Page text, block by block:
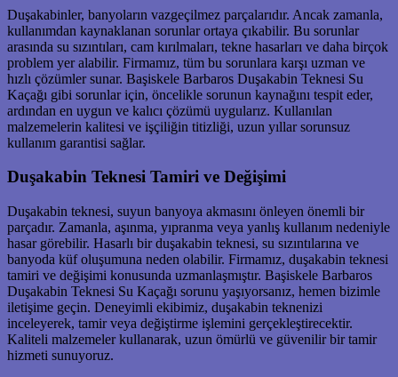
Duşakabinler, banyoların vazgeçilmez parçalarıdır. Ancak zamanla,
kullanımdan kaynaklanan sorunlar ortaya çıkabilir. Bu sorunlar
arasında su sızıntıları, cam kırılmaları, tekne hasarları ve daha birçok
problem yer alabilir. Firmamız, tüm bu sorunlara karşı uzman ve
hızlı çözümler sunar. Başiskele Barbaros Duşakabin Teknesi Su
Kaçağı gibi sorunlar için, öncelikle sorunun kaynağını tespit eder,
ardından en uygun ve kalıcı çözümü uygularız. Kullanılan
malzemelerin kalitesi ve işçiliğin titizliği, uzun yıllar sorunsuz
kullanım garantisi sağlar.
Duşakabin Teknesi Tamiri ve Değişimi
Duşakabin teknesi, suyun banyoya akmasını önleyen önemli bir
parçadır. Zamanla, aşınma, yıpranma veya yanlış kullanım nedeniyle
hasar görebilir. Hasarlı bir duşakabin teknesi, su sızıntılarına ve
banyoda küf oluşumuna neden olabilir. Firmamız, duşakabin teknesi
tamiri ve değişimi konusunda uzmanlaşmıştır. Başiskele Barbaros
Duşakabin Teknesi Su Kaçağı sorunu yaşıyorsanız, hemen bizimle
iletişime geçin. Deneyimli ekibimiz, duşakabin teknenizi
inceleyerek, tamir veya değiştirme işlemini gerçekleştirecektir.
Kaliteli malzemeler kullanarak, uzun ömürlü ve güvenilir bir tamir
hizmeti sunuyoruz.